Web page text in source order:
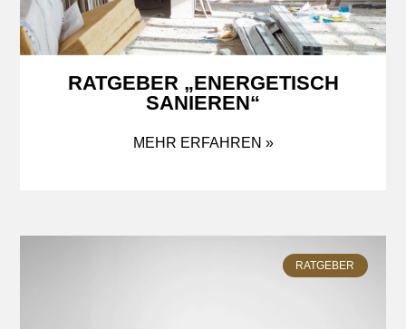
RATGEBER „ENERGETISCH
SANIEREN“
MEHR ERFAHREN »
RATGEBER